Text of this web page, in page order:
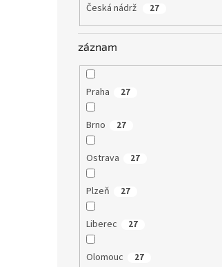
Česká nádrž 27
záznam
Praha 27
Brno 27
Ostrava 27
Plzeň 27
Liberec 27
Olomouc 27